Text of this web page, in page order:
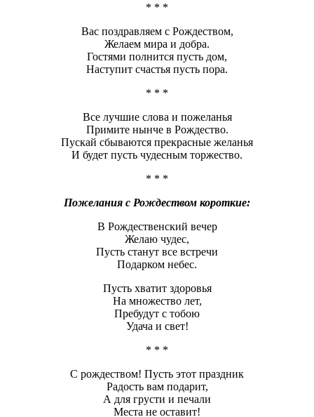
* * *
Вас поздравляем с Рождеством,
Желаем мира и добра.
Гостями полнится пусть дом,
Наступит счастья пусть пора.
* * *
Все лучшие слова и пожеланья
Примите нынче в Рождество.
Пускай сбываются прекрасные желанья
И будет пусть чудесным торжество.
* * *
Пожелания с Рождеством короткие:
В Рождественский вечер
Желаю чудес,
Пусть станут все встречи
Подарком небес.
Пусть хватит здоровья
На множество лет,
Пребудут с тобою
Удача и свет!
* * *
С рождеством! Пусть этот праздник
Радость вам подарит,
А для грусти и печали
Места не оставит!